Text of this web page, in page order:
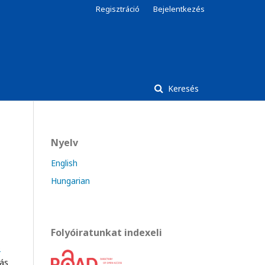
Keresés
Regisztráció Bejelentkezés
Nyelv
English
Hungarian
Folyóiratunkat indexeli